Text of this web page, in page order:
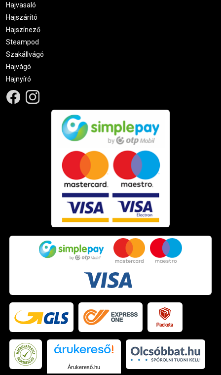
Hajvasaló
Hajszárító
Hajszínező
Steampod
Szakállvágó
Hajvágó
Hajnyíró
Árukereső.hu